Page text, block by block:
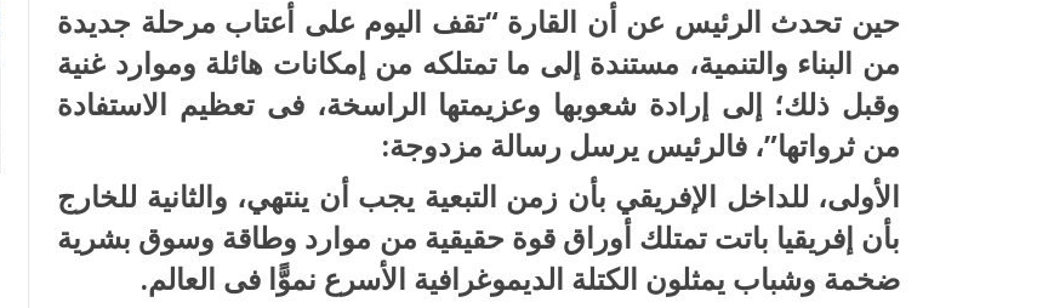
حين تحدث الرئيس عن أن القارة “تقف اليوم على أعتاب مرحلة جديدة
من البناء والتنمية، مستندة إلى ما تمتلكه من إمكانات هائلة وموارد غنية
وقبل ذلك؛ إلى إرادة شعوبها وعزيمتها الراسخة، فى تعظيم الاستفادة
من ثرواتها”، فالرئيس يرسل رسالة مزدوجة:
الأولى، للداخل الإفريقي بأن زمن التبعية يجب أن ينتهي، والثانية للخارج
بأن إفريقيا باتت تمتلك أوراق قوة حقيقية من موارد وطاقة وسوق بشرية
ضخمة وشباب يمثلون الكتلة الديموغرافية الأسرع نموًّا فى العالم.